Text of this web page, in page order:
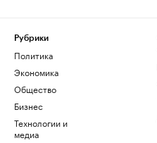
Рубрики
Политика
Экономика
Общество
Бизнес
Технологии и
медиа